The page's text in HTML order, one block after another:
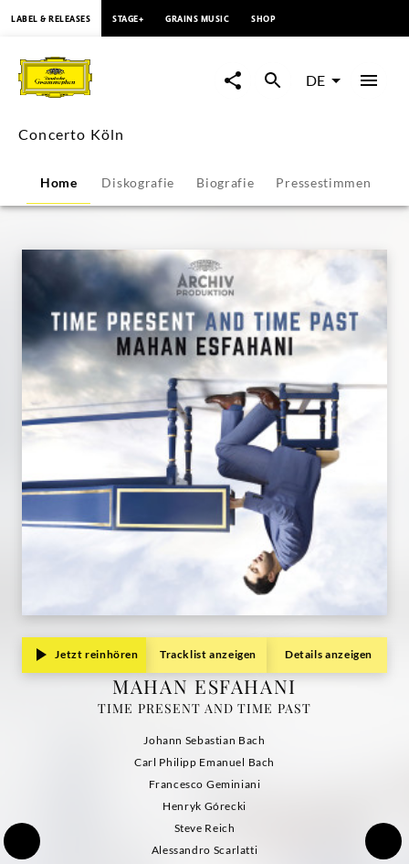
Concerto
Köln
Übersicht
|
Deutsche
Grammophon
LABEL & RELEASES STAGE+ GRAINS MUSIC SHOP
DE
Concerto Köln
Home Diskografie Biografie Pressestimmen
Jetzt reinhören Tracklist anzeigen Details anzeigen
MAHAN ESFAHANI
TIME PRESENT AND TIME PAST
Johann Sebastian Bach
Carl Philipp Emanuel Bach
Francesco Geminiani
Henryk Górecki
Steve Reich
Alessandro Scarlatti